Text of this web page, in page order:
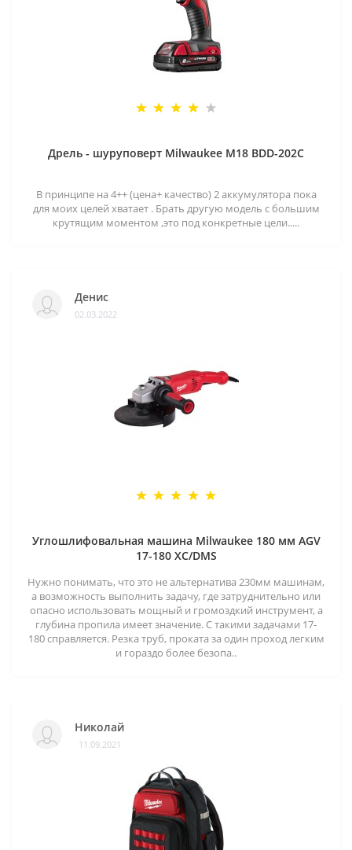
Дрель - шуруповерт Milwaukee M18 BDD-202C
В принципе на 4++ (цена+ качество) 2 аккумулятора пока
для моих целей хватает . Брать другую модель с большим
крутящим моментом ,это под конкретные цели.....
Денис
02.03.2022
Углошлифовальная машина Milwaukee 180 мм AGV
17-180 XC/DMS
Нужно понимать, что это не альтернатива 230мм машинам,
а возможность выполнить задачу, где затруднительно или
опасно использовать мощный и громоздкий инструмент, а
глубина пропила имеет значение. С такими задачами 17-
180 справляется. Резка труб, проката за один проход легким
и гораздо более безопа..
Николай
11.09.2021